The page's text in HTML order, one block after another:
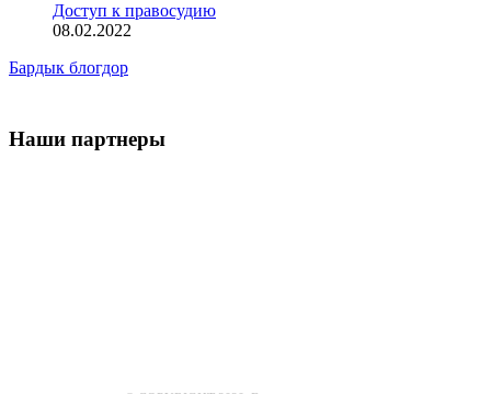
Доступ к правосудию
08.02.2022
Бардык блогдор
Наши партнеры